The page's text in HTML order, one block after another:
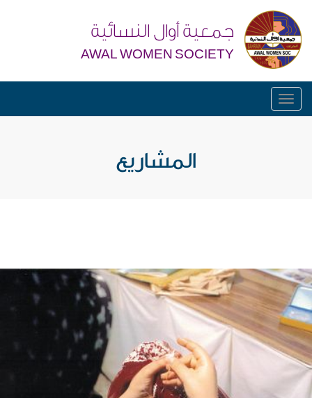
جمعية أوال النسائية
AWAL WOMEN SOCIETY
Toggle
navigation
المشاريع